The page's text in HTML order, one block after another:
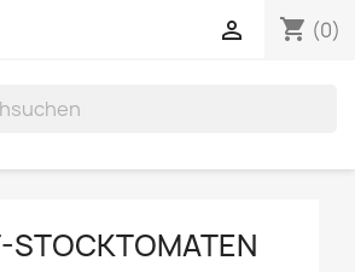
shopping_cart (0)

STOCKTOMATEN